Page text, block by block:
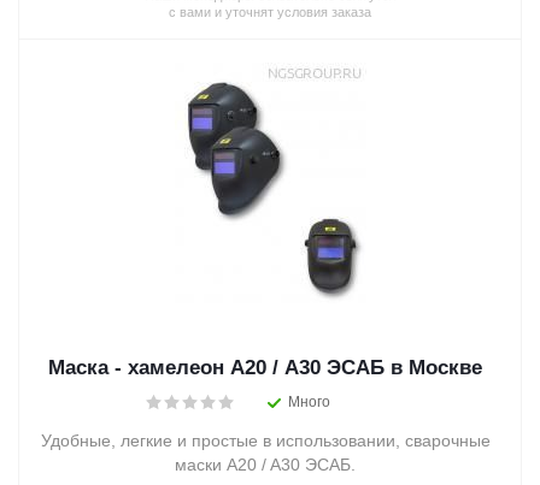
с вами и уточнят условия заказа
Маска - хамелеон A20 / A30 ЭСАБ в Москве
Много
Удобные, легкие и простые в использовании, сварочные
маски A20 / A30 ЭСАБ.